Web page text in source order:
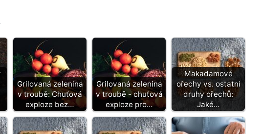
Grilovaná zelenina
v troubě: Chuťová
exploze bez…
Grilovaná zelenina
v troubě - chuťová
exploze pro…
Makadamové
ořechy vs. ostatní
druhy ořechů:
Jaké…